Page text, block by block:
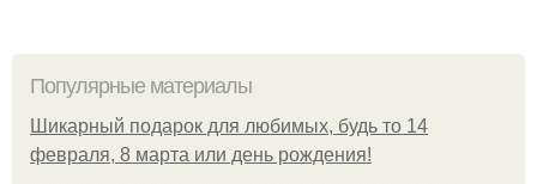
Популярные материалы
Шикарный подарок для любимых, будь то 14
февраля, 8 марта или день рождения!